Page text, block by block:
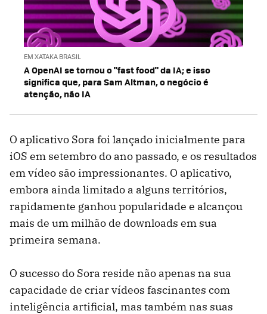
EM XATAKA BRASIL
A OpenAI se tornou o "fast food" da IA; e isso
significa que, para Sam Altman, o negócio é
atenção, não IA
O aplicativo Sora foi lançado inicialmente para
iOS em setembro do ano passado, e os resultados
em vídeo são impressionantes. O aplicativo,
embora ainda limitado a alguns territórios,
rapidamente ganhou popularidade e alcançou
mais de um milhão de downloads em sua
primeira semana.
O sucesso do Sora reside não apenas na sua
capacidade de criar vídeos fascinantes com
inteligência artificial, mas também nas suas